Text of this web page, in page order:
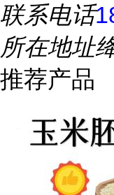
联系电话
所在地址
推荐产品